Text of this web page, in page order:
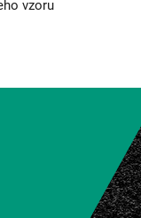
vzoru